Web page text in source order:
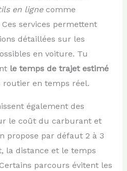
en lignecomme
services permettent
détaillées sur les
en voiture. Tu
le temps de trajet estimé
routier en temps réel.
également des
le coût du carburant et
propose par défaut 2 à 3
la distance et le temps
parcours évitent les